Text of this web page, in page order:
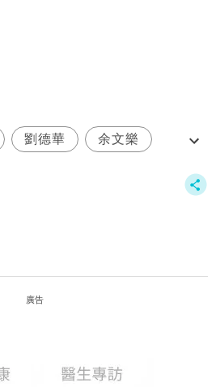
劉德華 余文樂
廣告